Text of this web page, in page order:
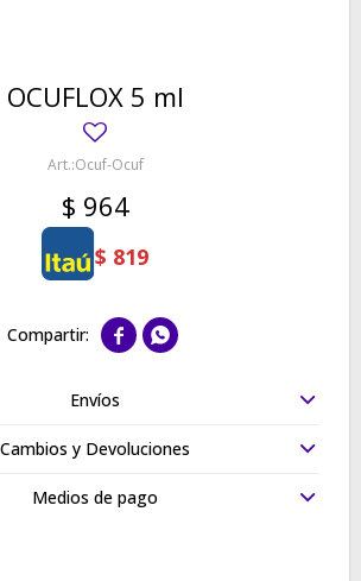
OCUFLOX 5 ml
Ocuf-Ocuf
$ 964
$ 819
 
Envíos
Cambios y Devoluciones
Medios de pago